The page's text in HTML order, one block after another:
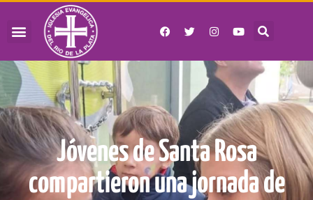
Jóvenes de Santa Rosa
compartieron una jornada de